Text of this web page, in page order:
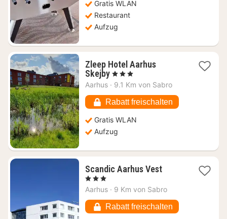
Gratis WLAN
Restaurant
Aufzug
Zleep Hotel Aarhus
Skejby1
Nacht
86,33
€
, 3 Sterne
Aarhus · 9.1 Km von Sabro
Rabatt freischalten
Gratis WLAN
Aufzug
Scandic Aarhus Vest1
ab
€
, 3 Sterne
Aarhus · 9 Km von Sabro
Rabatt freischalten